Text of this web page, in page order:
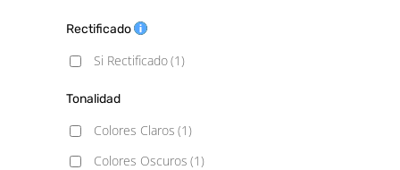
Rectificado
Si Rectificado(1)
Tonalidad
Colores Claros (1)
Colores Oscuros (1)